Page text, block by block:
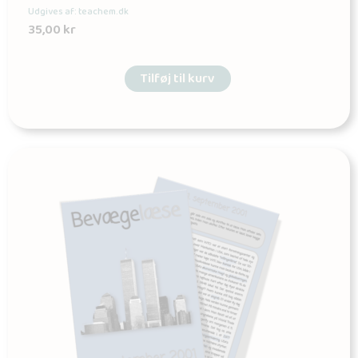
Udgives af: teachem.dk
35,00kr
Tilføj til kurv